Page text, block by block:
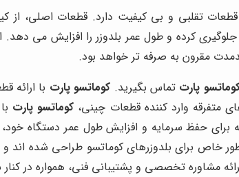
تقلبی و بی کیفیت دارد. قطعات اصلی، از
کرده و طول عمر بلدوزر را افزایش می
مقرون به صرفه تر خواهد بود.
پارت تماس بگیرید. کوماتسو پارت با
متفرقه وارد کننده قطعات چینی، کوماتسو پارت
حفظ سرمایه و افزایش طول عمر دستگاه
خاص برای بلدوزرهای کوماتسو طراحی شده اند
مشاوره تخصصی و پشتیبانی فنی، همواره در